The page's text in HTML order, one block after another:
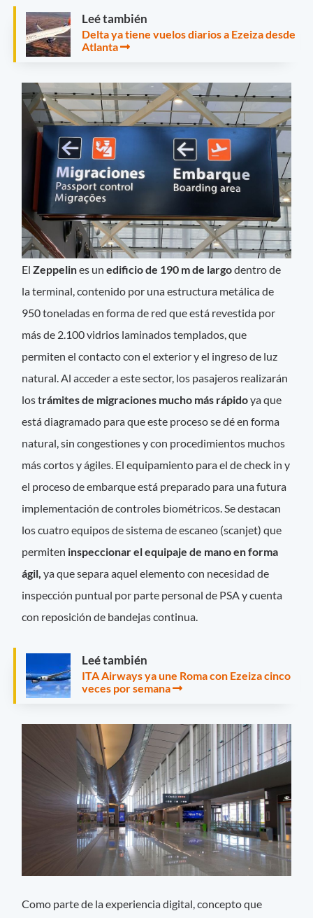
Leé también
Delta ya tiene vuelos diarios a Ezeiza desde
Atlanta
ElZeppelines unedificio de 190 m de largodentro de
la terminal, contenido por una estructura metálica de
950 toneladas en forma de red que está revestida por
más de 2.100 vidrios laminados templados, que
permiten el contacto con el exterior y el ingreso de luz
natural. Al acceder a este sector, los pasajeros realizarán
los trámites de migraciones mucho más rápidoya que
está diagramado para que este proceso se dé en forma
natural, sin congestiones y con procedimientos muchos
más cortos y ágiles. El equipamiento para el de check in y
el proceso de embarque está preparado para una futura
implementación de controles biométricos. Se destacan
los cuatro equipos de sistema de escaneo (scanjet) que
permiten inspeccionar el equipaje de mano en forma
ágil, ya que separa aquel elemento con necesidad de
inspección puntual por parte personal de PSA y cuenta
con reposición de bandejas continua.
Leé también
ITA Airways ya une Roma con Ezeiza cinco
veces por semana
Como parte de la experiencia digital, concepto que